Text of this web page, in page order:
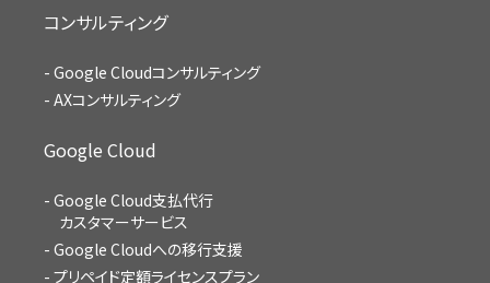
コンサルティング
Google Cloudコンサルティング
AXコンサルティング
Google Cloud
Google Cloud支払代行
カスタマーサービス
Google Cloudへの移行支援
プリペイド定額ライセンスプラン